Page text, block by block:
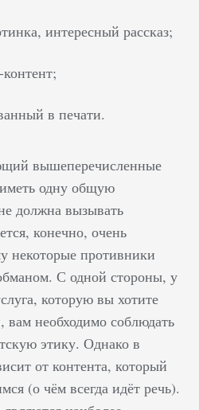
целом. С их мощными
маркетинговыми
ошибка не стала
подобные промахи
увеличивают шансы
отпугнуть или…
интересный рассказ;
в печати.
вышеперечисленные
одну общую
должна вызывать
конечно, очень
некоторые противники
С одной стороны, у
которую вы хотите
вам необходимо соблюдать
этику. Однако в
от контента, который
(о чём всегда идёт речь).